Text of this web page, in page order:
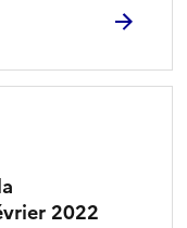
2022